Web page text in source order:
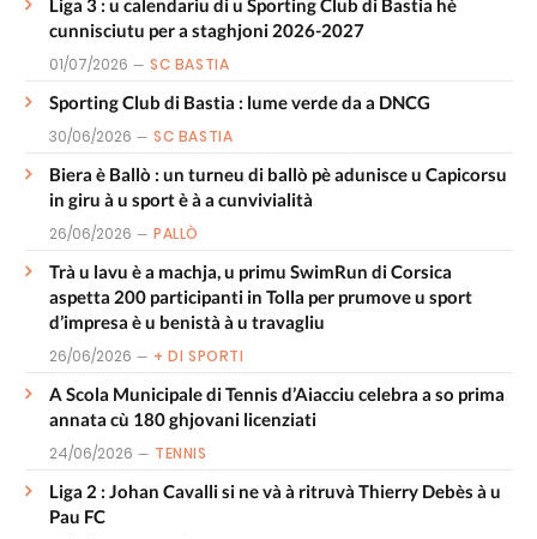
Liga 3 : u calendariu di u Sporting Club di Bastia hè
cunnisciutu per a staghjoni 2026-2027
01/07/2026 SC BASTIA
Sporting Club di Bastia : lume verde da a DNCG
30/06/2026 SC BASTIA
Biera è Ballò : un turneu di ballò pè adunisce u Capicorsu
in giru à u sport è à a cunvivialità
26/06/2026 PALLÒ
Trà u lavu è a machja, u primu SwimRun di Corsica
aspetta 200 participanti in Tolla per prumove u sport
d’impresa è u benistà à u travagliu
26/06/2026 + DI SPORTI
A Scola Municipale di Tennis d’Aiacciu celebra a so prima
annata cù 180 ghjovani licenziati
24/06/2026 TENNIS
Liga 2 : Johan Cavalli si ne và à ritruvà Thierry Debès à u
Pau FC